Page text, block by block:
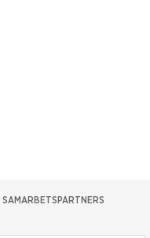
SAMARBETSPARTNERS